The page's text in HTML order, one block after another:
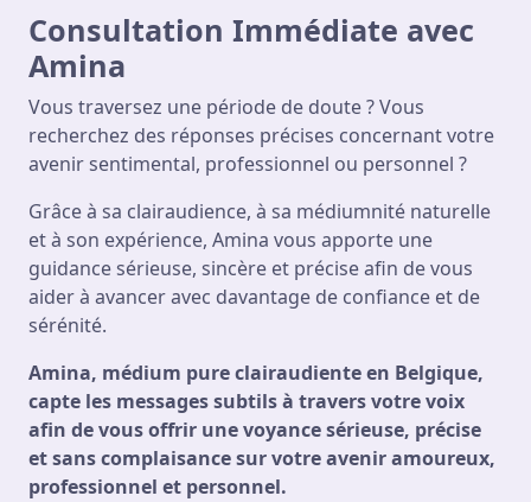
Consultation Immédiate avec
Amina
Vous traversez une période de doute ? Vous
recherchez des réponses précises concernant votre
avenir sentimental, professionnel ou personnel ?
Grâce à sa clairaudience, à sa médiumnité naturelle
et à son expérience, Amina vous apporte une
guidance sérieuse, sincère et précise afin de vous
aider à avancer avec davantage de confiance et de
sérénité.
Amina, médium pure clairaudiente en Belgique,
capte les messages subtils à travers votre voix
afin de vous offrir une voyance sérieuse, précise
et sans complaisance sur votre avenir amoureux,
professionnel et personnel.